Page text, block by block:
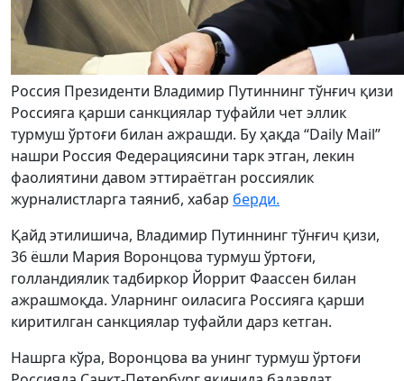
Россия Президенти Владимир Путиннинг тўнғич қизи
Россияга қарши санкциялар туфайли чет эллик
турмуш ўртоғи билан ажрашди. Бу ҳақда “Daily Mail”
нашри Россия Федерациясини тарк этган, лекин
фаолиятини давом эттираётган россиялик
журналистларга таяниб, хабар берди.
Қайд этилишича, Владимир Путиннинг тўнғич қизи,
36 ёшли Мария Воронцова турмуш ўртоғи,
голландиялик тадбиркор Йоррит Фаассен билан
ажрашмоқда. Уларнинг оиласига Россияга қарши
киритилган санкциялар туфайли дарз кетган.
Нашрга кўра, Воронцова ва унинг турмуш ўртоғи